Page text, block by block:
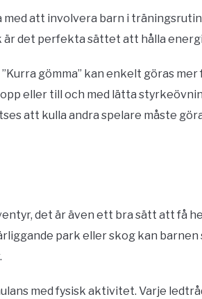
med att involvera barn i
det perfekta sättet att hålla
”Kurra gömma” kan enkelt göras
eller till och med lätta
att kulla andra spelare måste
det är även ett bra sätt att få
park eller skog kan
med fysisk aktivitet. Varje